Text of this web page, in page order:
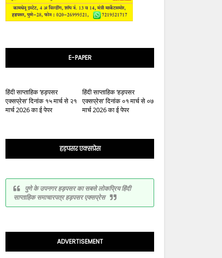
E-PAPER
हिंदी साप्ताहिक ‘हड़पसर
एक्सप्रेस’ दिनांक १५ मार्च से २१
मार्च 2026 का ई पेपर
हिंदी साप्ताहिक ‘हड़पसर
एक्सप्रेस’ दिनांक ०१ मार्च से ०७
मार्च 2026 का ई पेपर
हड़पसर एक्सप्रेस
पुणे के उपनगर हड़पसर का सबसे लोकप्रिय हिंदी
साप्ताहिक समाचारपत्र हड़पसर एक्सप्रेस
ADVERTISEMENT